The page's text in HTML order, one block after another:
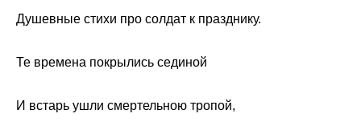
Душевные стихи про солдат к празднику.
Те времена покрылись сединой
И встарь ушли смертельною тропой,